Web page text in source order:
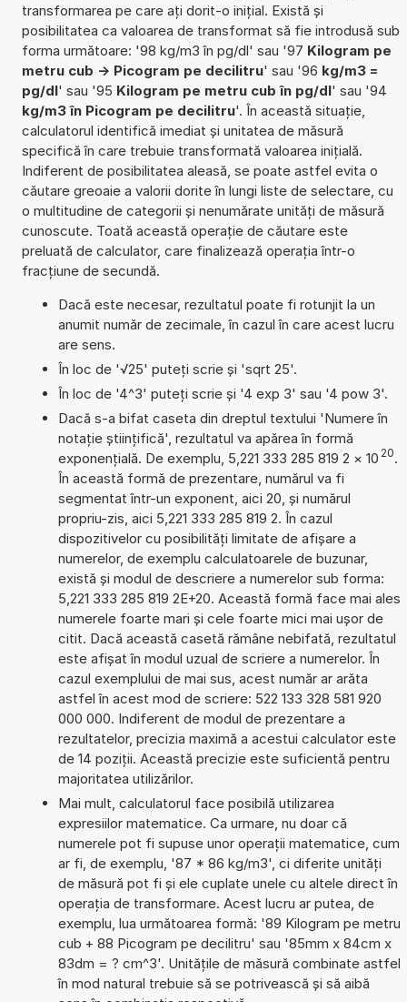
transformarea pe care ați dorit-o inițial. Există și
posibilitatea ca valoarea de transformat să fie introdusă sub
forma următoare: '98 kg/m3 în pg/dl' sau '97 Kilogram pe
metru cub -> Picogram pe decilitru' sau '96 kg/m3 =
pg/dl' sau '95 Kilogram pe metru cub în pg/dl' sau '94
kg/m3 în Picogram pe decilitru'. În această situație,
calculatorul identifică imediat și unitatea de măsură
specifică în care trebuie transformată valoarea inițială.
Indiferent de posibilitatea aleasă, se poate astfel evita o
căutare greoaie a valorii dorite în lungi liste de selectare, cu
o multitudine de categorii și nenumărate unități de măsură
cunoscute. Toată această operație de căutare este
preluată de calculator, care finalizează operația într-o
fracțiune de secundă.
Dacă este necesar, rezultatul poate fi rotunjit la un
anumit număr de zecimale, în cazul în care acest lucru
are sens.
În loc de '√25' puteți scrie și 'sqrt 25'.
În loc de '4^3' puteți scrie și '4 exp 3' sau '4 pow 3'.
Dacă s-a bifat caseta din dreptul textului 'Numere în
notație științifică', rezultatul va apărea în formă
exponențială. De exemplu, 5,221 333 285 819 2 × 10 20.
În această formă de prezentare, numărul va fi
segmentat într-un exponent, aici 20, și numărul
propriu-zis, aici 5,221 333 285 819 2. În cazul
dispozitivelor cu posibilități limitate de afișare a
numerelor, de exemplu calculatoarele de buzunar,
există și modul de descriere a numerelor sub forma:
5,221 333 285 819 2E+20. Această formă face mai ales
numerele foarte mari și cele foarte mici mai ușor de
citit. Dacă această casetă rămâne nebifată, rezultatul
este afișat în modul uzual de scriere a numerelor. În
cazul exemplului de mai sus, acest număr ar arăta
astfel în acest mod de scriere: 522 133 328 581 920
000 000. Indiferent de modul de prezentare a
rezultatelor, precizia maximă a acestui calculator este
de 14 poziții. Această precizie este suficientă pentru
majoritatea utilizărilor.
Mai mult, calculatorul face posibilă utilizarea
expresiilor matematice. Ca urmare, nu doar că
numerele pot fi supuse unor operații matematice, cum
ar fi, de exemplu, '87 * 86 kg/m3', ci diferite unități
de măsură pot fi și ele cuplate unele cu altele direct în
operația de transformare. Acest lucru ar putea, de
exemplu, lua următoarea formă: '89 Kilogram pe metru
cub + 88 Picogram pe decilitru' sau '85mm x 84cm x
83dm = ? cm^3'. Unitățile de măsură combinate astfel
în mod natural trebuie să se potrivească și să aibă